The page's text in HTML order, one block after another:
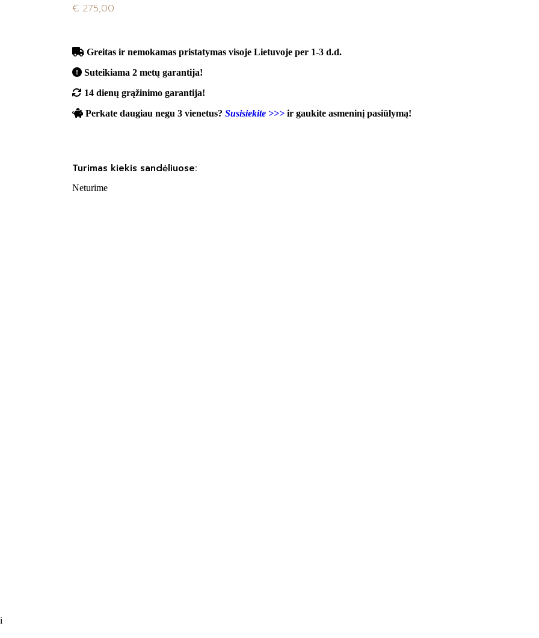
€275,00
Greitas ir nemokamas pristatymas visoje Lietuvoje per 1-3 d.d.
Suteikiama 2 metų garantija!
14 dienų grąžinimo garantija!
Perkate daugiau negu 3 vienetus? Susisiekite >>>ir gaukite asmeninį pasiūlymą!
Turimas kiekis sandėliuose:
Neturime